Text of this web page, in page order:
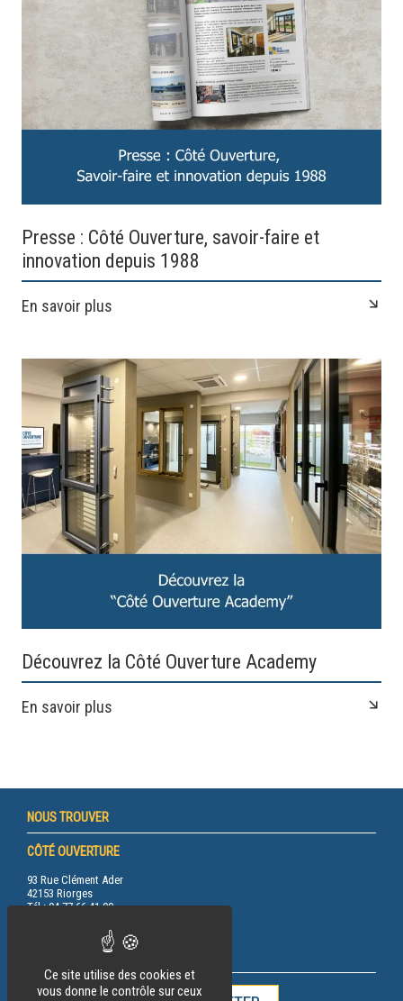
Presse : Côté Ouverture, savoir-faire et
innovation depuis 1988
En savoir plus
Découvrez la Côté Ouverture Academy
En savoir plus
NOUS TROUVER
RESTEZ INFORMÉ
CÔTÉ OUVERTURE
93 Rue Clément Ader
42153 Riorges
Tél.: 04 77 66 41 00
Ce site utilise des cookies et
vous donne le contrôle sur ceux